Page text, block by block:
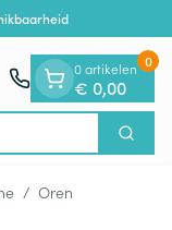
Zoek
0 artikelen
€ 0,00
0
/ Oren